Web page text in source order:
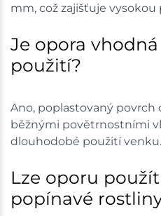
mm, což zajišťuje
Je opora
použití?
Ano, poplastovaný
běžnými povětrnostními
dlouhodobé použití venku.
Lze oporu
popínavé